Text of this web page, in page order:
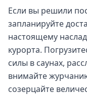
Если вы решили
запланируйте
настоящему
курорта.
силы в саунах,
внимайте
созерцайте